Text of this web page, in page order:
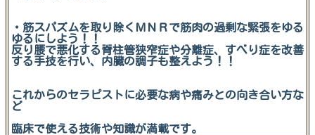
・筋スパズムを取り除くＭＮＲで筋肉の過剰な緊張をゆる
ゆるにしよう！！
反り腰で悪化する脊柱管狭窄症や分離症、すべり症を改善
する手技を行い、内臓の調子も整えよう！！
これからのセラピストに必要な病や痛みとの向き合い方な
ど
臨床で使える技術や知識が満載です。